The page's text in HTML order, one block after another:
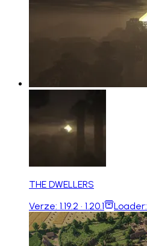
THE DWELLERS
Verze: 1.19.2 · 1.20.1 Loader: